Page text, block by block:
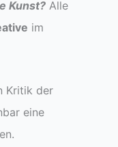
Kunst? Alle
im
Kritik der
eine